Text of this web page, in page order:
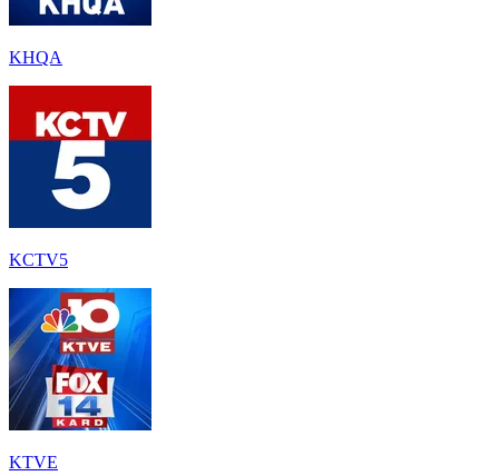
KHQA
KCTV5
KTVE